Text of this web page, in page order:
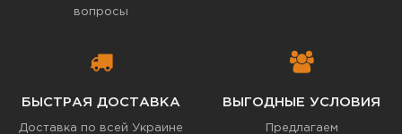
вопросы
БЫСТРАЯ ДОСТАВКА
Доставка по всей Украине
ВЫГОДНЫЕ УСЛОВИЯ
Предлагаем